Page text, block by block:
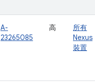
A-
23265085
高
所有
Nexus
裝置